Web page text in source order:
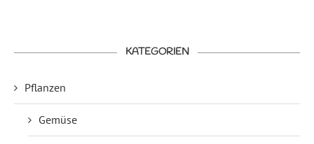
KATEGORIEN
Pflanzen
Gemüse